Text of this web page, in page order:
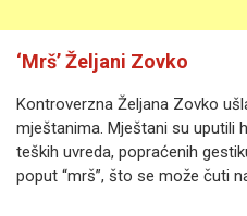
‘Mrš’ Željani Zovko
Kontroverzna Željana Zovko
mještanima. Mještani su uputili
teških uvreda, popraćenih
poput “mrš”, što se može čuti